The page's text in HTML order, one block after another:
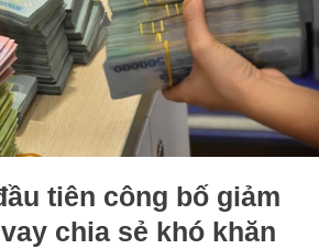
tiên công bố giảm
chia sẻ khó khăn